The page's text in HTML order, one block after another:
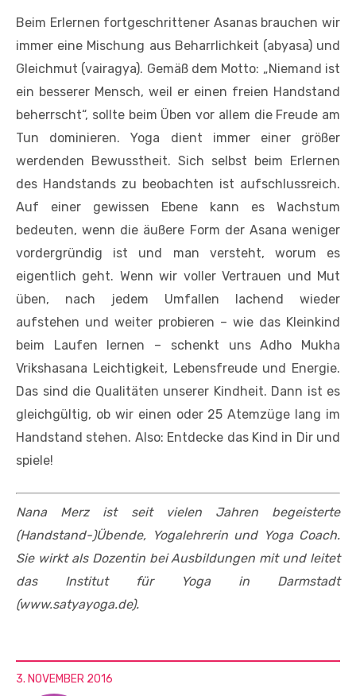
Beim Erlernen fortgeschrittener Asanas brauchen wir
immer eine Mischung aus Beharrlichkeit (abyasa) und
Gleichmut (vairagya). Gemäß dem Motto: „Niemand ist
ein besserer Mensch, weil er einen freien Handstand
beherrscht“, sollte beim Üben vor allem die Freude am
Tun dominieren. Yoga dient immer einer größer
werdenden Bewusstheit. Sich selbst beim Erlernen
des Handstands zu beobachten ist aufschlussreich.
Auf einer gewissen Ebene kann es Wachstum
bedeuten, wenn die äußere Form der Asana weniger
vordergründig ist und man versteht, worum es
eigentlich geht. Wenn wir voller Vertrauen und Mut
üben, nach jedem Umfallen lachend wieder
aufstehen und weiter probieren – wie das Kleinkind
beim Laufen lernen – schenkt uns Adho Mukha
Vrikshasana Leichtigkeit, Lebensfreude und Energie.
Das sind die Qualitäten unserer Kindheit. Dann ist es
gleichgültig, ob wir einen oder 25 Atemzüge lang im
Handstand stehen. Also: Entdecke das Kind in Dir und
spiele!
Nana Merz ist seit vielen Jahren begeisterte
(Handstand-)Übende, Yogalehrerin und Yoga Coach.
Sie wirkt als Dozentin bei Ausbildungen mit und leitet
das Institut für Yoga in Darmstadt
(www.satyayoga.de).
3. NOVEMBER 2016